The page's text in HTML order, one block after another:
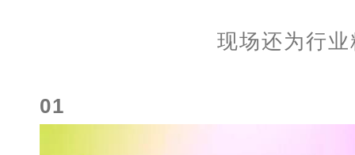
现场还为行
01